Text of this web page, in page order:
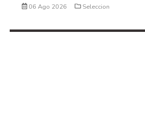
06 Ago 2026 Seleccion